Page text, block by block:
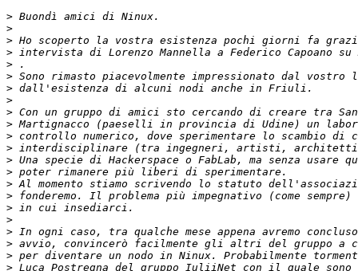
>
>
>
> intervista di Lorenzo Mannella a Federico Capoano su
>
>
>
>
>
>
>
>
>
>
>
>
>
>
>
>
>
>